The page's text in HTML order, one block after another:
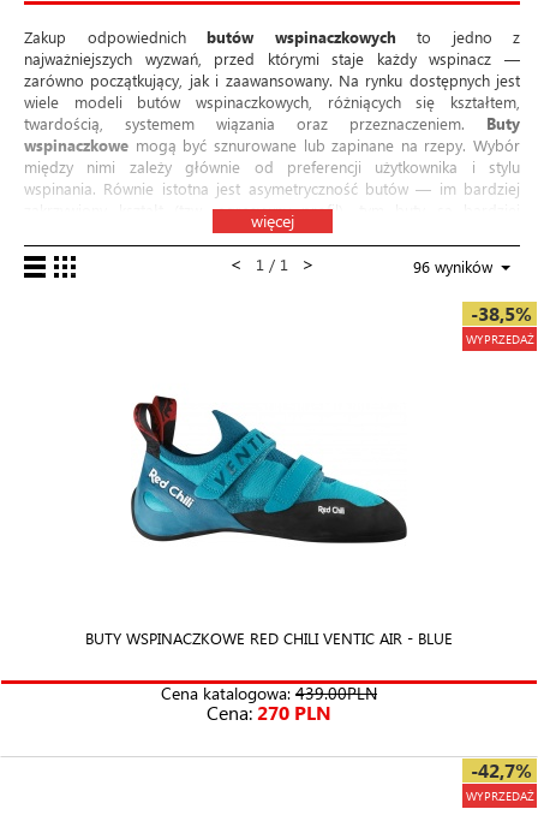
Zakup odpowiednich butów wspinaczkowych to jedno z
najważniejszych wyzwań, przed którymi staje każdy wspinacz —
zarówno początkujący, jak i zaawansowany. Na rynku dostępnych jest
wiele modeli butów wspinaczkowych, różniących się kształtem,
twardością, systemem wiązania oraz przeznaczeniem. Buty
wspinaczkowe mogą być sznurowane lub zapinane na rzepy. Wybór
między nimi zależy głównie od preferencji użytkownika i stylu
wspinania. Równie istotna jest asymetryczność butów — im bardziej
zakrzywiony kształt (tzw. agresywny profil), tym buty są bardziej
odpowiednie dla doświadczonych wspinaczy, szukających precyzji i
wsparcia na trudnych drogach. Rodzaj gumy w podeszwie to kolejny
istotny element.
Miękkie buty wspinaczkowe
lepiej sprawdzają się na
zapewniają większą stabilność na
małych krawądkach i w pionowym terenie. Dobór odpowiedniego
znajdziesz szeroką ofertę
każdym poziomie zaawansowania — od butów dla początkujących,
przez uniwersalne modele, aż po zaawansowane
przeznaczone do wspinaczki sportowej i bulderingu.
więcej
< 1 / 1 > 96 wyników
-38,5%
WYPRZEDAŻ
BUTY WSPINACZKOWE RED CHILI VENTIC AIR - BLUE
Cena katalogowa: 439.00PLN
Cena:270 PLN
-42,7%
WYPRZEDAŻ